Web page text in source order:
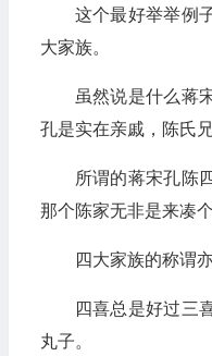
这个最好举举例
大家族。
虽然说是什么蒋
孔是实在亲戚，陈氏
所谓的蒋宋孔陈
那个陈家无非是来凑个
四大家族的称谓
四喜总是好过三
丸子。